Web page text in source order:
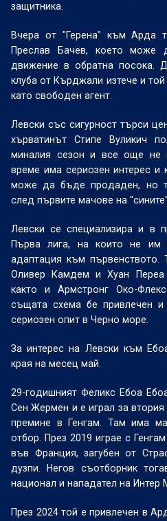
защитника.
Вчера от "Герена" към Арда
Преслав Бачев, което
движение в обратна посока.
клуба от Кърджали изтече и
като свободен агент.
Левски със сигурност търси
хърватинът Стипе Вуликич
миналия сезон и все още не
време има сериозен интерес и
може да бъде продаден, но
след първите мачове на
Левски се специализира и в
Първа лига, на които не им
адаптация към първенството.
Оливер Камдем и Хуан
както и Армстронг Око-
същата схема бе привлечен
сериозен опит в Черно море.
За интерес на Левски към
края на месец май.
29-годишният Феликс Ебоа
Сен Жермен и е играл за
премине в Генгам. Там има
отбор. През 2019 играе с
във Франция, загубен от
дузпи. Негов съотборник
национал и нападател на Интер
През 2024 той е привлечен в